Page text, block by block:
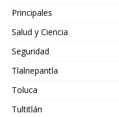
Principales
Salud y Ciencia
Seguridad
Tlalnepantla
Toluca
Tultitlán